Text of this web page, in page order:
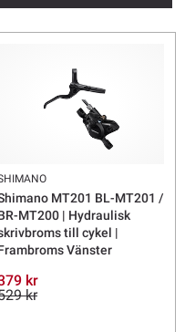
MT201 BL-MT201 /
MT200 | Hydraulisk
till cykel |
Vänster
kr
kr